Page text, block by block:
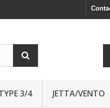
3/4 JETTA/VENTO